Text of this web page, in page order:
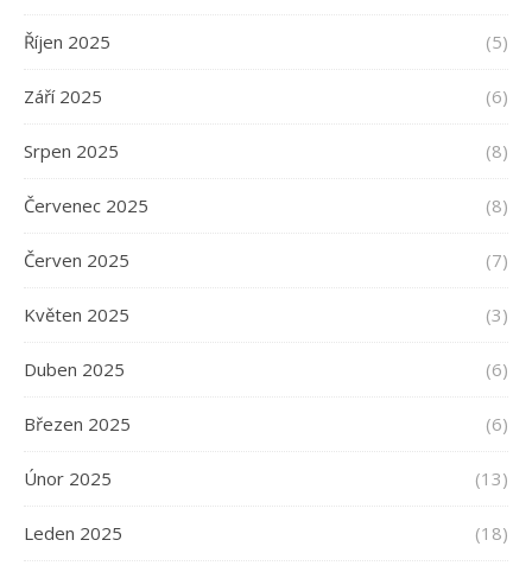
Říjen 2025 (5)
Září 2025 (6)
Srpen 2025 (8)
Červenec 2025 (8)
Červen 2025 (7)
Květen 2025 (3)
Duben 2025 (6)
Březen 2025 (6)
Únor 2025 (13)
Leden 2025 (18)